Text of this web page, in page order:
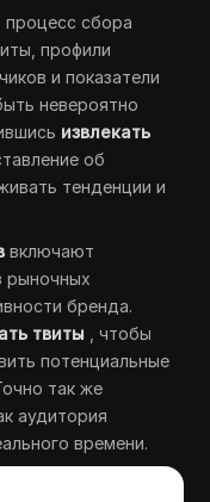
сбора
профили
и показатели
невероятно
извлекать
об
тенденции и
включают
рыночных
бренда.
твиты , чтобы
потенциальные
так же
аудитория
времени.